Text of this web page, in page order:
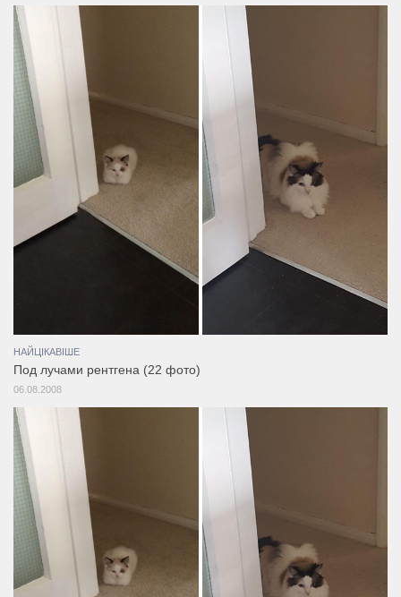
НАЙЦІКАВІШЕ
Под лучами рентгена (22 фото)
06.08.2008